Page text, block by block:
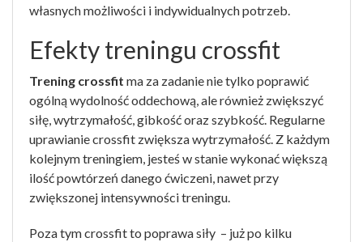
własnych możliwości i indywidualnych potrzeb.
Efekty treningu crossfit
Trening crossfit ma za zadanie nie tylko poprawić
ogólną wydolność oddechową, ale również zwiększyć
siłę, wytrzymałość, gibkość oraz szybkość. Regularne
uprawianie crossfit zwiększa wytrzymałość. Z każdym
kolejnym treningiem, jesteś w stanie wykonać większą
ilość powtórzeń danego ćwiczeni, nawet przy
zwiększonej intensywności treningu.
Poza tym crossfit to poprawa siły – już po kilku